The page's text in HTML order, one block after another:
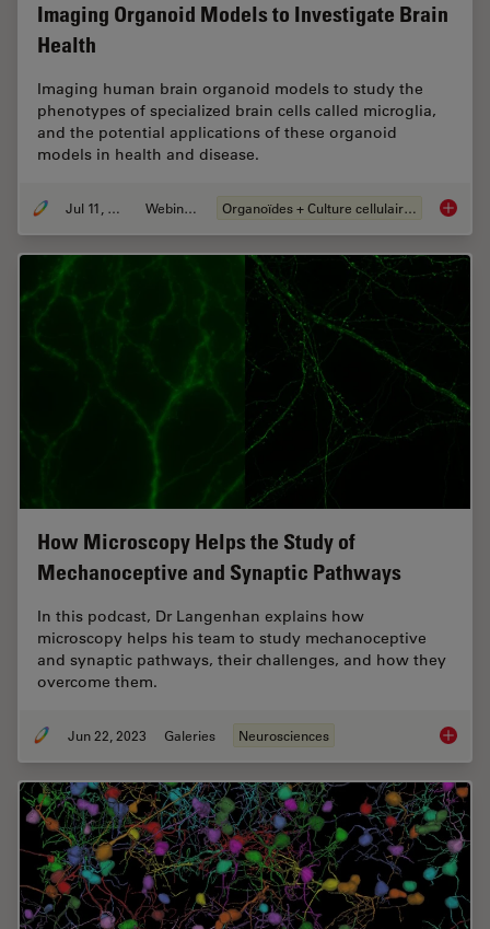
Imaging Organoid Models to Investigate Brain
Health
Imaging human brain organoid models to study the
phenotypes of specialized brain cells called microglia,
and the potential applications of these organoid
models in health and disease.
Jul 11, 2023 Webinaire Organoïdes + Culture cellulaire en 3D
How Microscopy Helps the Study of
Mechanoceptive and Synaptic Pathways
In this podcast, Dr Langenhan explains how
microscopy helps his team to study mechanoceptive
and synaptic pathways, their challenges, and how they
overcome them.
Jun 22, 2023 Galeries Neurosciences How